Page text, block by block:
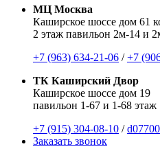
МЦ Москва
Каширское шоссе дом 61
2 этаж павильон 2м-14 и
+7 (963) 634-21-06 /+7
ТК Каширский Двор
Каширское шоссе дом 19
павильон 1-67 и 1-68 этаж
+7 (915) 304-08-10 /
Заказать звонок